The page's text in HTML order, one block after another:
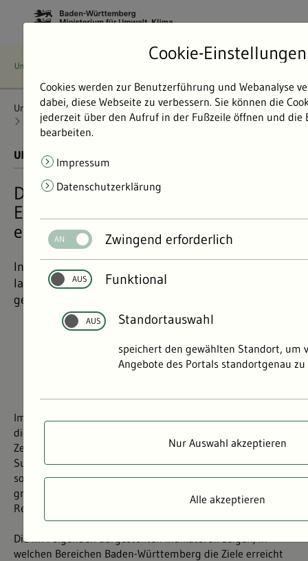
Umweltdaten Bericht: Umweltdaten 2024
Nachhaltigkeit
Nachhaltigkeit sichtbar machen
SDG Indikatoren
UMWELTDATEN BERICHT 2024
Die 17 UN-Ziele für nachhaltige
Entwicklung – und ob das Land sie
erreicht
Indikatoren machen Entwicklungen sichtbar. Sie
lassen Trends erkennen und zeigen, wo noch
gehandelt werden muss.
Nachhaltigkeitsindikatoren für Baden-
Im Herbst 2015 verabschiedeten die Vereinten Nationen
die „Agenda 2030 für eine nachhaltige Entwicklung“.
Zentraler Inhalt sind 17 globale Nachhaltigkeitsziele,
Sustainable Development Goals, kurz SDG. Die 17 SDG
sollen Leitbild des staatlichen Handelns werden um den
großen globalen Herausforderungen wie Klimawandel,
Ressourcenverbrauch oder Armut zu begegnen.
Die im Folgenden dargestellten Indikatoren zeigen, in
welchen Bereichen Baden-Württemberg die Ziele erreicht
Cookie-Einstellungen
Cookies werden zur Benutzerführung und Webanalyse
dabei, diese Webseite zu verbessern. Sie können die
jederzeit über den Aufruf in der Fußzeile öffnen und die
bearbeiten.
Impressum
Datenschutzerklärung
Zwingend erforderlich
Funktional
Standortauswahl
speichert den gewählten Standort, um
Angebote des Portals standortgenau
Nur Auswahl akzeptieren
Alle akzeptieren